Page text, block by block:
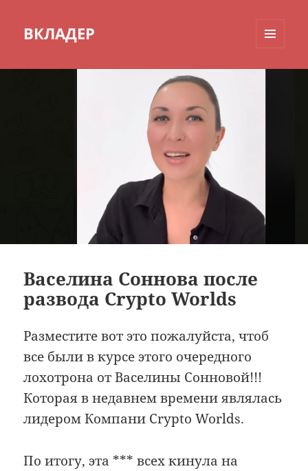
ВКЛАДЕР
Васелина Соннова после
развода Crypto Worlds
Разместите вот это пожалуйста, чтоб
все были в курсе этого очередного
лохотрона от Васелины Сонновой!!!
Которая в недавнем времени являлась
лидером Компани Crypto Worlds.
По итогу, эта *** всех кинула на